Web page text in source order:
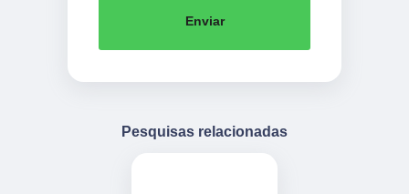
Enviar
Pesquisas relacionadas